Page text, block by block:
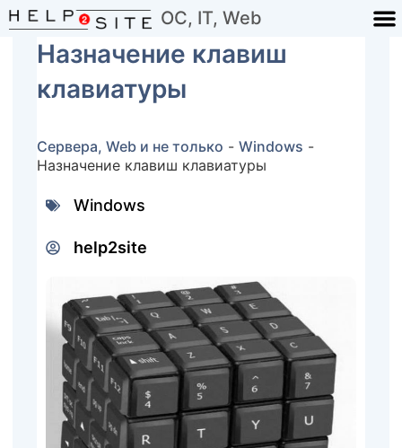
ОС, IT, Web
Назначение клавиш
клавиатуры
Сервера, Web и не только - Windows -
Назначение клавиш клавиатуры
Windows
help2site